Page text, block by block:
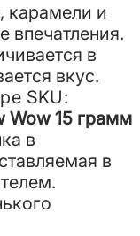
карамели и
впечатления.
в
вкус.
SKU:
Wow 15 грамм
в
в